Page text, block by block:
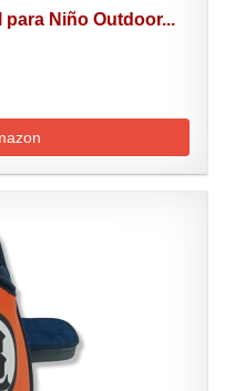
para Niño Outdoor...